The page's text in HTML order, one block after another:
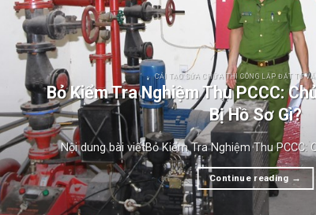
CẢI TẠO SỬA CHỮA THI CÔNG LẮP ĐẶT TƯ
Bỏ Kiểm Tra Nghiệm Thu PCCC:
Bị Hồ Sơ Gì?
Nội dung bài viếtBỏ Kiểm Tra Nghiệm Thu PCCC:
Continue reading →